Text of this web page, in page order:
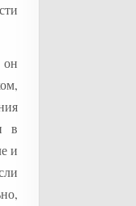
в
и